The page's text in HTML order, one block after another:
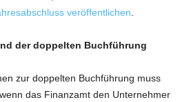
veröffentlichen
der doppelten Buchführung
zur doppelten Buchführung muss
das Finanzamt den Unternehmer